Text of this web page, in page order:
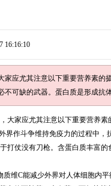
16:16:10
家应尤其注意以下重要营养素的
不可缺的武器。蛋白质是形成抗
家应尤其注意以下重要营养素
作斗争维持免疫力的过程中，
打仗没有刀枪。含蛋白质丰富
维C能减少外界对人体细胞内